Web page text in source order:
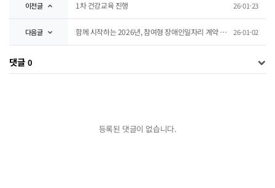
이전글 1차 건강교육 진행 26-01-23
다음글 함께 시작하는 2026년, 참여형 장애인일자리 계약 현장 26-01-02
댓글 0
등록된 댓글이 없습니다.